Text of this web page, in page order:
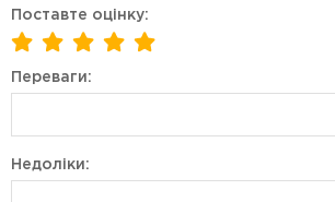
Поставте оцінку:
Переваги:
Недоліки: